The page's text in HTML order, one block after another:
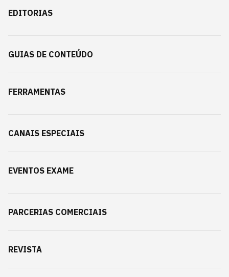
EDITORIAS
GUIAS DE CONTEÚDO
FERRAMENTAS
CANAIS ESPECIAIS
EVENTOS EXAME
PARCERIAS COMERCIAIS
REVISTA